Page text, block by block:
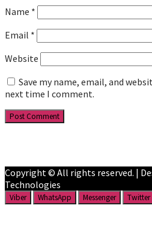
Name *
Email *
Website
Save my name, email, and
next time I comment.
Copyright © All rights reserved. |
Technologies
Viber WhatsApp Messenger Twitter